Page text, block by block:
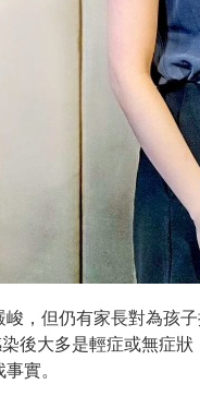
峻，但仍有家長對為孩
後大多是輕症或無症
實。